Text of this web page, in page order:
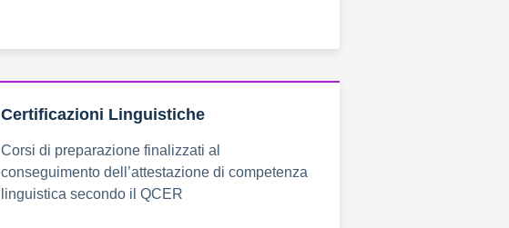
Certificazioni Linguistiche
Corsi di preparazione finalizzati al
conseguimento dell’attestazione di competenza
linguistica secondo il QCER